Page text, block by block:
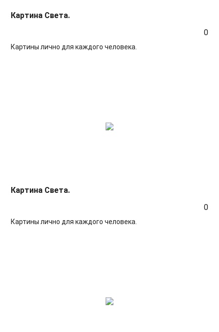
Картина Света.
0
Картины лично для каждого человека.
Картина Света.
0
Картины лично для каждого человека.